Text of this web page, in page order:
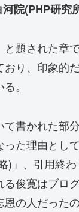
院(PHP研究
題された章
おり、印象的
。
て書かれた部
た理由とし
)」、引用終
俊寛はブロ
の人だった